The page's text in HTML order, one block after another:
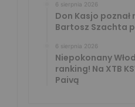
6 sierpnia 2026
Don Kasjo poznał
Bartosz Szachta
6 sierpnia 2026
Niepokonany
ranking! Na XTB
Paivą